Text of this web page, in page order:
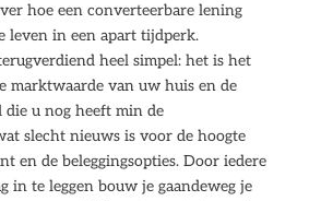
hoe een converteerbare lening
leven in een apart tijdperk.
heel simpel: het is het
marktwaarde van uw huis en de
u nog heeft min de
slecht nieuws is voor de hoogte
en de beleggingsopties. Door iedere
in te leggen bouw je gaandeweg je